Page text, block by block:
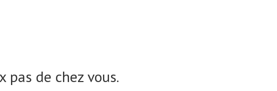
pas de chez vous.